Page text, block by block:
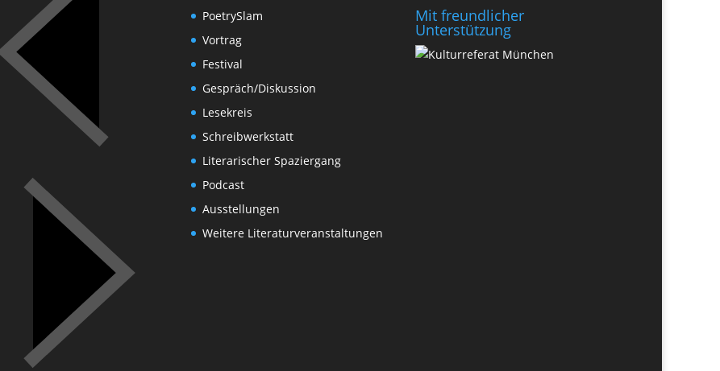
PoetrySlam
Vortrag
Festival
Gespräch/Diskussion
Lesekreis
Schreibwerkstatt
Literarischer Spaziergang
Podcast
Ausstellungen
Weitere Literaturveranstaltungen
Mit freundlicher
Unterstützung